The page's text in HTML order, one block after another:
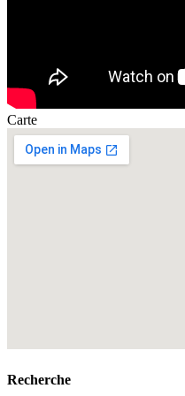
Carte
Recherche